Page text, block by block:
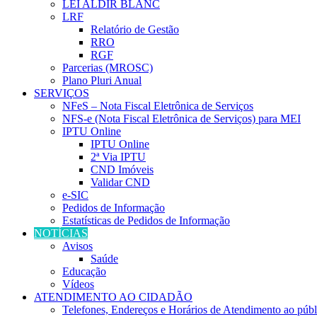
LEI ALDIR BLANC
LRF
Relatório de Gestão
RRO
RGF
Parcerias (MROSC)
Plano Pluri Anual
SERVIÇOS
NFeS – Nota Fiscal Eletrônica de Serviços
NFS-e (Nota Fiscal Eletrônica de Serviços) para MEI
IPTU Online
IPTU Online
2ª Via IPTU
CND Imóveis
Validar CND
e-SIC
Pedidos de Informação
Estatísticas de Pedidos de Informação
NOTÍCIAS
Avisos
Saúde
Educação
Vídeos
ATENDIMENTO AO CIDADÃO
Telefones, Endereços e Horários de Atendimento ao